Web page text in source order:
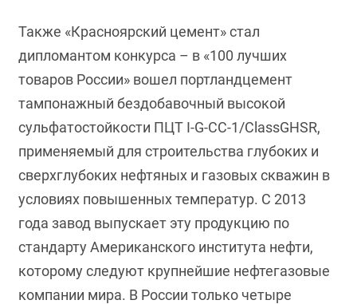
Также «Красноярский цемент» стал
дипломантом конкурса – в «100 лучших
товаров России» вошел портландцемент
тампонажный бездобавочный высокой
сульфатостойкости ПЦТ I-G-CC-1/СlassGHSR,
применяемый для строительства глубоких и
сверхглубоких нефтяных и газовых скважин в
условиях повышенных температур. С 2013
года завод выпускает эту продукцию по
стандарту Американского института нефти,
которому следуют крупнейшие нефтегазовые
компании мира. В России только четыре